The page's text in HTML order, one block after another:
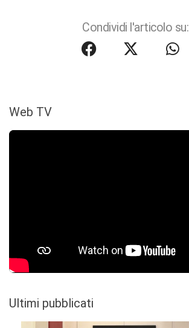
Condividi l'articolo su:
Web TV
Ultimi pubblicati